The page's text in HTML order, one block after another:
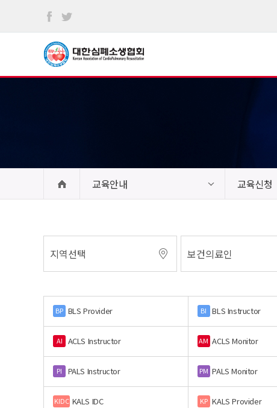
교육안내 교육신청
BP BLS Provider BI BLS Instructor
AI ACLS Instructor AM ACLS Monitor
PI PALS Instructor PM PALS Monitor
KIDC KALS IDC KP KALS Provider